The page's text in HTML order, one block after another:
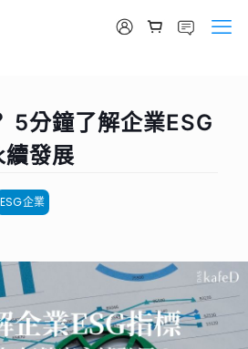
5分鐘了解企業ESG
發展
ESG企業